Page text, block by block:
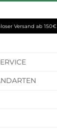
Versand ab 150€